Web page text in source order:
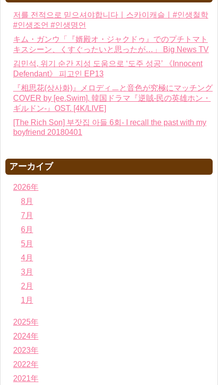
저를 전적으로 믿으셔야합니다ㅣ스카이캐슬ㅣ#인생철학
#인생조언 #인생명언
キム・ガンウ「『婿殿オ・ジャクドゥ』でのプチトマト
キスシーン、くすぐったいと思ったが…」 Big News TV
김민석, 위기 순간 지성 도움으로 ‘도주 성공’ 《Innocent
Defendant》 피고인 EP13
『相思花(상사화)』メロディㅡと音色が究極にマッチング
COVER by [ee.Swim]. 韓国ドラマ『逆賊-民の英雄ホン・
ギルドン-』OST. [4K/LIVE]
[The Rich Son] 부잣집 아들 6회- I recall the past with my
boyfriend 20180401
アーカイブ
2026年
8月
7月
6月
5月
4月
3月
2月
1月
2025年
2024年
2023年
2022年
2021年